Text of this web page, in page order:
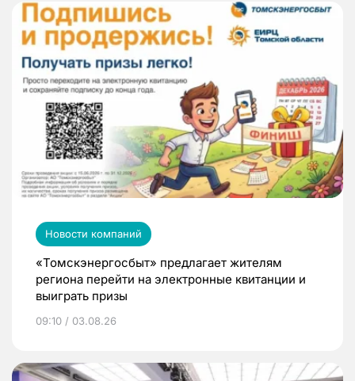
Новости компаний
«Томскэнергосбыт» предлагает жителям
региона перейти на электронные квитанции и
выиграть призы
09:10 / 03.08.26